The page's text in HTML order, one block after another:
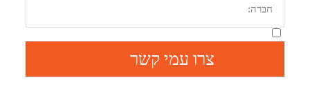
צרו עמי קשר